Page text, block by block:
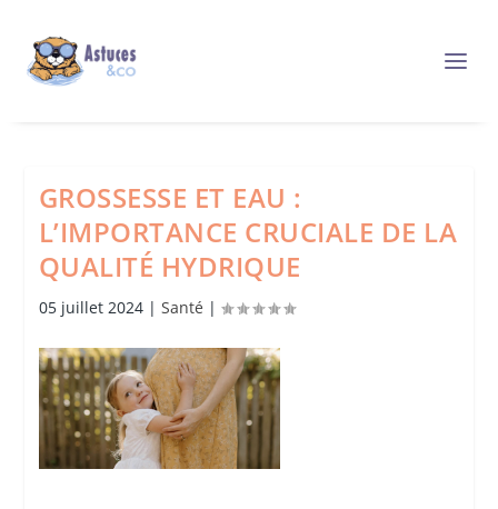
GROSSESSE ET EAU :
L’IMPORTANCE CRUCIALE DE LA
QUALITÉ HYDRIQUE
05 juillet 2024| Santé |